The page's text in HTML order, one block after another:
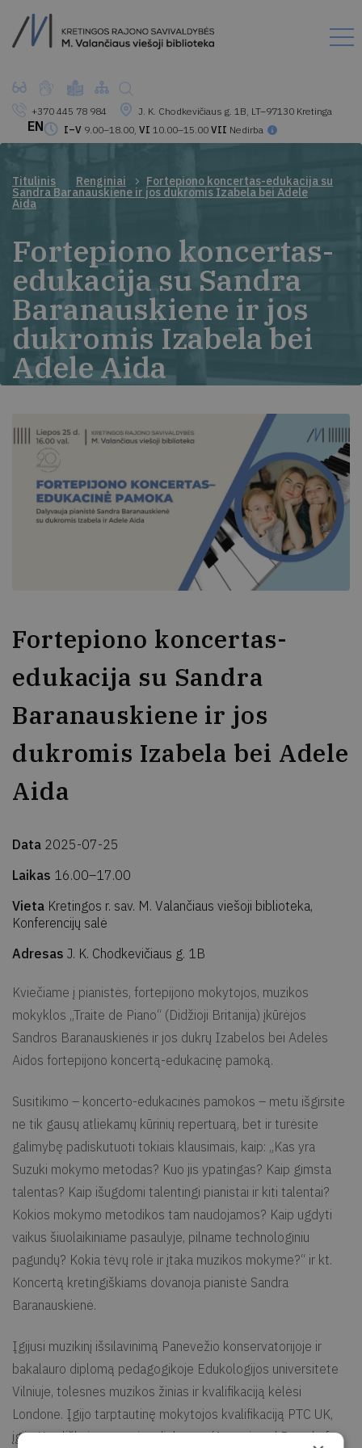
+370 445 78 984
J. K. Chodkevičiaus g. 1B, LT–97130 Kretinga
I–V 9.00–18.00, VI 10.00–15.00 VII Nedirba
EN
Titulinis Renginiai Fortepiono koncertas-edukacija su
Sandra Baranauskiene ir jos dukromis Izabela bei Adele
Aida
Fortepiono koncertas-
edukacija su Sandra
Baranauskiene ir jos
dukromis Izabela bei
Adele Aida
Fortepiono koncertas-
edukacija su Sandra
Baranauskiene ir jos
dukromis Izabela bei Adele
Aida
Data 2025-07-25
Laikas 16.00–17.00
Vieta Kretingos r. sav. M. Valančiaus viešoji biblioteka,
Konferencijų salė
Adresas J. K. Chodkevičiaus g. 1B
Kviečiame į pianistės, fortepijono mokytojos, muzikos
mokyklos „Traite de Piano“ (Didžioji Britanija) įkūrėjos
Sandros Baranauskienės ir jos dukrų Izabelos bei Adelės
Aidos fortepijono koncertą-edukacinę pamoką.
Susitikimo – koncerto-edukacinės pamokos – metu išgirsite
ne tik gausų atliekamų kūrinių repertuarą, bet ir turėsite
galimybę padiskutuoti tokiais klausimais, kaip: „Kas yra
Suzuki mokymo metodas? Kuo jis ypatingas? Kaip gimsta
talentas? Kaip išugdomi talentingi pianistai ir kiti talentai?
Kokios mokymo metodikos tam naudojamos? Kaip ugdyti
vaikus šiuolaikiniame pasaulyje, pilname technologiniu
pagundų? Kokia tėvų rolė ir įtaka muzikos mokyme?“ ir kt.
Koncertą kretingiškiams dovanoja pianistė Sandra
Baranauskienė.
Įgijusi muzikinį išsilavinimą Panevežio konservatorijoje ir
bakalauro diplomą pedagogikoje Edukologijos universitete
Vilniuje, tolesnes muzikos žinias ir kvalifikaciją kėlėsi
Londone. Įgijo tarptautinę mokytojos kvalifikaciją PTC UK,
įgijo Karališkųjų egzaminų diplomus (Associated Board of